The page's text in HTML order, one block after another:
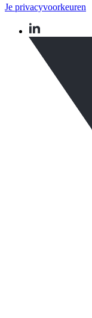
Je privacyvoorkeuren